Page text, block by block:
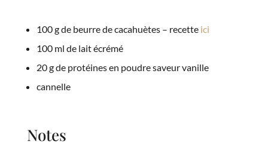
100 g de beurre de cacahuètes – recette ici
100 ml de lait écrémé
20 g de protéines en poudre saveur vanille
cannelle
Notes